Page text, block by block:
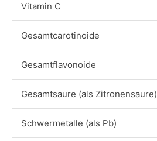
Vitamin C
Gesamtcarotinoide
Gesamtflavonoide
Gesamtsaure (als Zitronensaure)
Schwermetalle (als Pb)